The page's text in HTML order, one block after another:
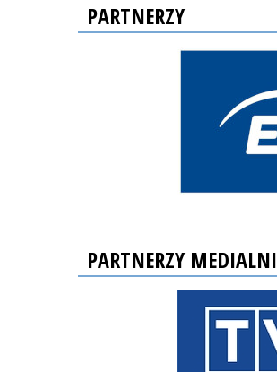
PARTNERZY
PARTNERZY MEDIALNI